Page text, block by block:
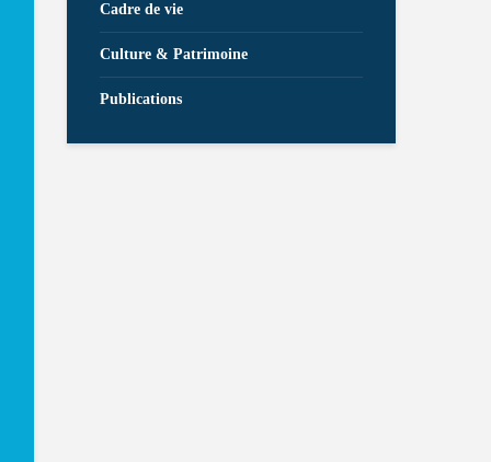
Cadre de vie
Culture & Patrimoine
Publications